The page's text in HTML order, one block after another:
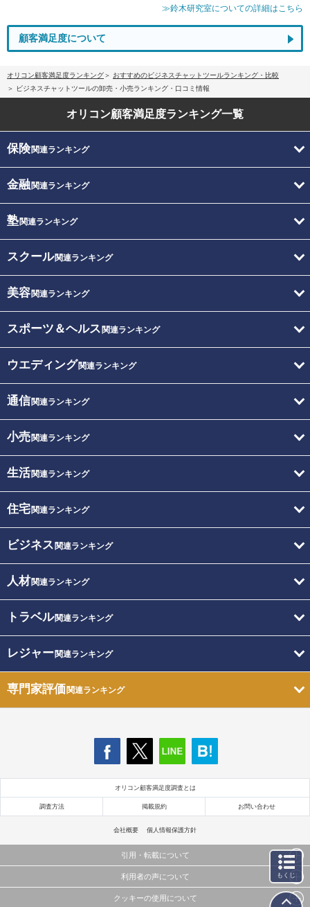
≫鈴木研究室についての詳細はこちら
顧客満足度について
オリコン顧客満足度ランキング
おすすめのビジネスチャットツールランキング・比較
ビジネスチャットツールの卸売・小売ランキング・口コミ情報
オリコン顧客満足度ランキング一覧
保険関連ランキング
金融関連ランキング
塾関連ランキング
スクール関連ランキング
美容関連ランキング
スポーツ＆ヘルス 関連ランキング
ウエディング関連ランキング
通信関連ランキング
小売関連ランキング
生活関連ランキング
住宅関連ランキング
ビジネス 関連ランキング
人材関連ランキング
トラベル関連ランキング
レジャー関連ランキング
専門家評価関連ランキング
オリコン顧客満足度調査とは
調査方法 掲載規約 お問い合わせ
会社概要 個人情報保護方針
引用・転載について
当サイトで公開されている情報（文字、写真、イラスト、画像データ等）及びこれらの配置・
これらの情報を権利者の許可なく無断転載・複製などの二次利用を行うことは固く禁じており
利用者の声について
当サイトに掲載している内容はすべてサービスの利用者が提出された見解・感想です。
クッキーの使用について
もくじ